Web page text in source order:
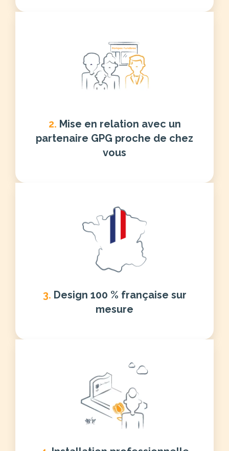
2. Mise en relation avec un
partenaire GPG proche de chez
vous
3. Design 100 % française sur
mesure